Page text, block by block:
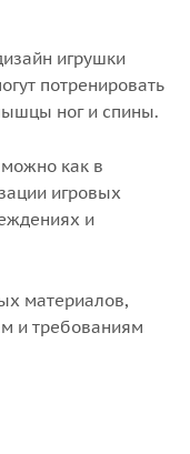
игрушки
потренировать
ног и спины.
можно как в
игровых
и
материалов,
и требованиям